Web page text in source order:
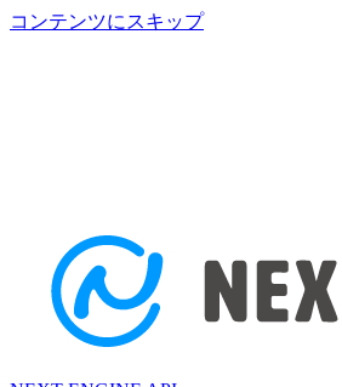
コンテンツにスキップ